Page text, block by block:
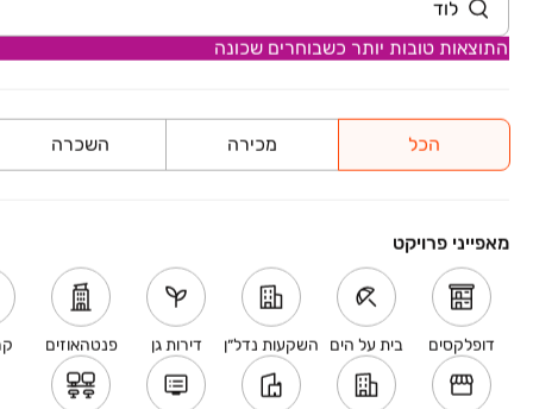
התוצאות טובות יותר כשבוחרים שכונה
הכל מכירה השכרה
מאפייני פרויקט
דופלקסים בית על הים השקעות נדל״ן דירות גן פנטהאוזים
RENEW עין גנים
פתח תקווה , עין גנים , וולפסון 39-41
חדש באתר במבצע
B&H בורוכוב רעננה
בורוכוב 14,24, רעננה
4-5 חדרים